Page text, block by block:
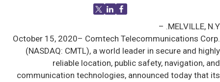
MELVILLE, N.Y. –
October 15, 2020– Comtech Telecommunications Corp.
(NASDAQ: CMTL), a world leader in secure and highly
reliable location, public safety, navigation, and
communication technologies, announced today that its